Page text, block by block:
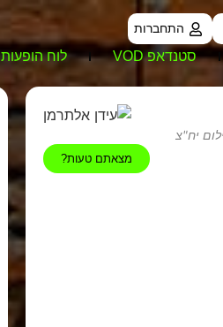
התחברות
סטנדאפ VOD לוח הופעות
יח"צ
מצאתם טעות?